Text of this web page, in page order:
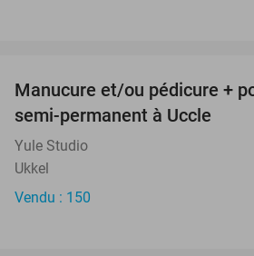
OUT
Manucure et/ou pédicure +
semi-permanent à Uccle
Yule Studio
Ukkel
Vendu : 150